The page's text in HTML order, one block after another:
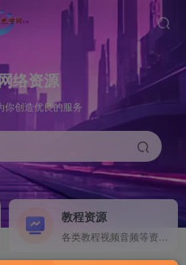
络资源
你创造优良的服务
教程资源